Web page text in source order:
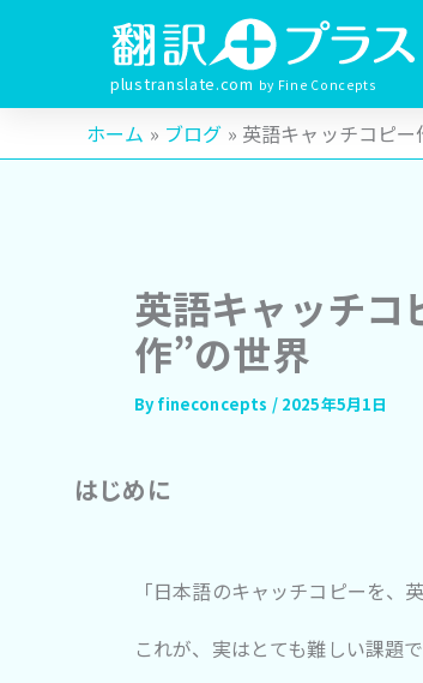
ス
plustranslate.com by Fine Concepts
ホーム » ブログ » 英語キャッチコピ
英語キャッチコ
作”の世界
Byfineconcepts / 2025年5月1日
はじめに
「日本語のキャッチコピーを、
これが、実はとても難しい課題で